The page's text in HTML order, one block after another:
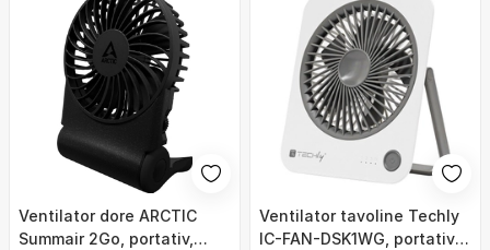
Ventilator dore ARCTIC
Summair 2Go, portativ,
Ventilator tavoline Techly
IC-FAN-DSK1WG, portativ,